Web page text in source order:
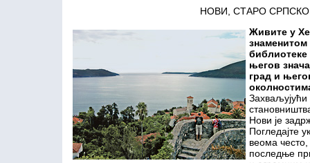
НОВИ, СТАРО
Живите у
библиотеке
његов
град и
Захваљујући
Нови је
Погледајте
веома
последње